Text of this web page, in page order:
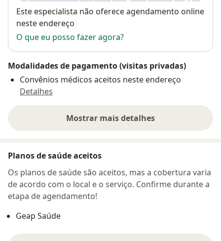
Disponibilidade
Este especialista não oferece agendamento online
neste endereço
O que eu posso fazer agora?
Modalidades de pagamento (visitas privadas)
Convênios médicos aceitos neste endereço
Detalhes
Mostrar mais detalhes
sobre o endereço
Planos de saúde aceitos
Os planos de saúde são aceitos, mas a cobertura varia
de acordo com o local e o serviço. Confirme durante a
etapa de agendamento!
Geap Saúde